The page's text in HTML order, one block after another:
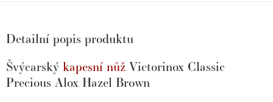
Detailní popis produktu
Švýcarský kapesní nůž Victorinox Classic
Precious Alox Hazel Brown